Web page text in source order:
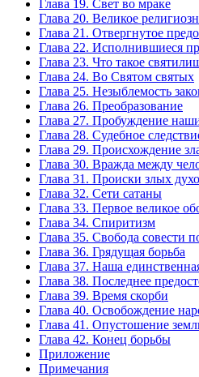
Глава 19. Свет во мраке
Глава 20. Великое
Глава 21. Отвергнутое
Глава 22. Исполнившиеся
Глава 23. Что такое
Глава 24. Во Святом святых
Глава 25. Незыблемость
Глава 26. Преобразование
Глава 27. Пробуждение
Глава 28. Судебное
Глава 29. Происхождение
Глава 30. Вражда между
Глава 31. Происки злых
Глава 32. Сети сатаны
Глава 33. Первое великое
Глава 34. Спиритизм
Глава 35. Свобода совести
Глава 36. Грядущая борьба
Глава 37. Наша
Глава 38. Последнее
Глава 39. Время скорби
Глава 40. Освобождение
Глава 41. Опустошение
Глава 42. Конец борьбы
Приложение
Примечания